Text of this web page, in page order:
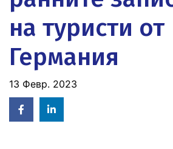
на туристи от
Германия
13 Февр. 2023
Facebook
in